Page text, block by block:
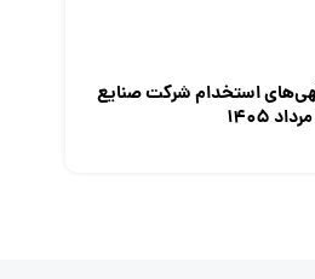
استخدام شرکت صنایع